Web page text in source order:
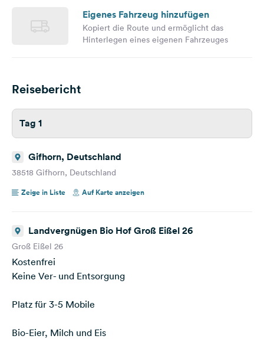
Eigenes Fahrzeug hinzufügen
Kopiert die Route und ermöglicht das
Hinterlegen eines eigenen Fahrzeuges
Reisebericht
Tag 1
Gifhorn, Deutschland
38518 Gifhorn, Deutschland
Zeige in Liste
Auf Karte anzeigen
Landvergnügen Bio Hof Groß Eißel 26
Groß Eißel 26
Kostenfrei
Keine Ver- und Entsorgung
Platz für 3-5 Mobile
Bio-Eier, Milch und Eis